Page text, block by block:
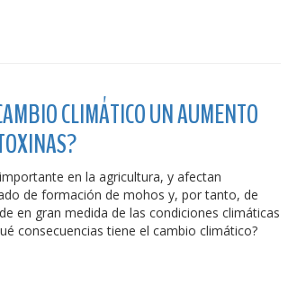
CLIMÁTICO UN AUMENTO
en la agricultura, y afectan
de formación de mohos y, por tanto, de
en gran medida de las condiciones climáticas
consecuencias tiene el cambio climático?